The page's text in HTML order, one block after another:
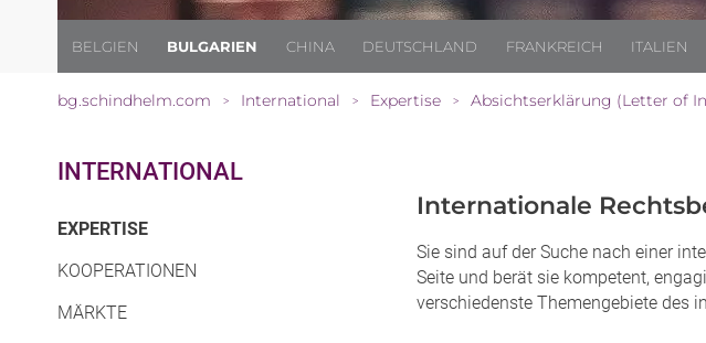
BELGIEN BULGARIEN CHINA DEUTSCHLAND FRANKREICH ITALIEN
bg.schindhelm.com > International > Expertise > Absichtserklärung (Letter of
INTERNATIONAL
EXPERTISE(CURRENT)
KOOPERATIONEN
MÄRKTE
Internationale
Sie sind auf der Suche nach einer
Seite und berät sie kompetent,
verschiedenste Themengebiete des